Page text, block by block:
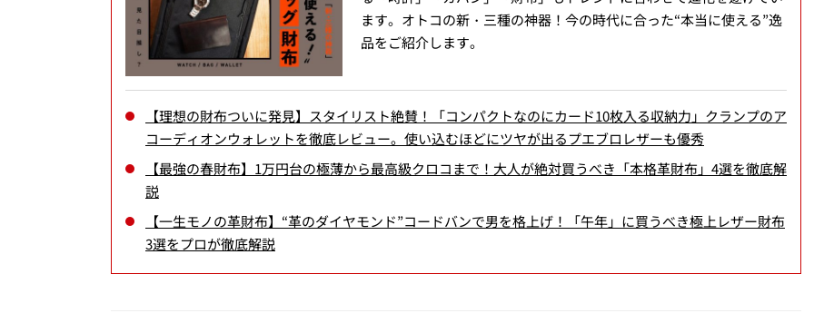
ます。オトコの新・三種の神器！今の時代に合った“本当に使える”逸
品をご紹介します。
【理想の財布ついに発見】スタイリスト絶賛！「コンパクトなのにカード10枚入る収納力」クランプのア
コーディオンウォレットを徹底レビュー。使い込むほどにツヤが出るプエブロレザーも優秀
【最強の春財布】1万円台の極薄から最高級クロコまで！大人が絶対買うべき「本格革財布」4選を徹底解
説
【一生モノの革財布】“革のダイヤモンド”コードバンで男を格上げ！「午年」に買うべき極上レザー財布
3選をプロが徹底解説